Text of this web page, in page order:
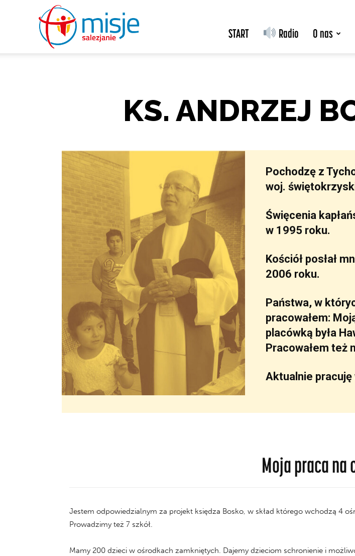
START Radio O nas
KS. ANDRZEJ
Pochodzę z
woj.
Święcenia
w 1995 roku.
Kościół posłał
2006 roku.
Państwa, w
pracowałem:
placówką była
Pracowałem też
Aktualnie pracuję
Moja praca na
Jestem odpowiedzialnym za projekt księdza Bosko, w skład którego wchodzą 4
Prowadzimy też 7 szkół.
Mamy 200 dzieci w ośrodkach zamkniętych. Dajemy dzieciom schronienie i